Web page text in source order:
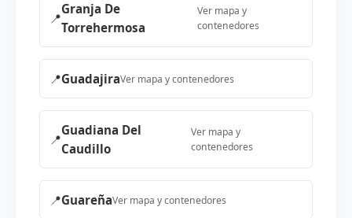
📍
Granja De
Torrehermosa
Ver mapa y
contenedores
📍GuadajiraVer mapa y contenedores
📍
Guadiana Del
Caudillo
Ver mapa y
contenedores
📍GuareñaVer mapa y contenedores